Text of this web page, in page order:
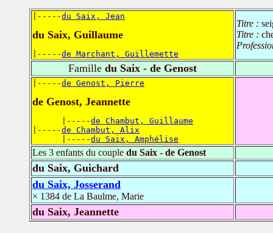
|-----du Saix, Jean
du Saix, Guillaume
|-----de Marchant, Guillemette
Titre :
Titre :
Famille du Saix - de Genost
|-----de Genost, Pierre
de Genost, Jeannette
      |-----
de Chambut, Guillaume
|-----de Chambut, Alix
      |-----
du Saix, Amphélise
Les 3 enfants du couple du Saix - de Genost
du Saix, Guichard
du Saix, Josserand
× 1384 de La Baulme, Marie
du Saix, Jeannette